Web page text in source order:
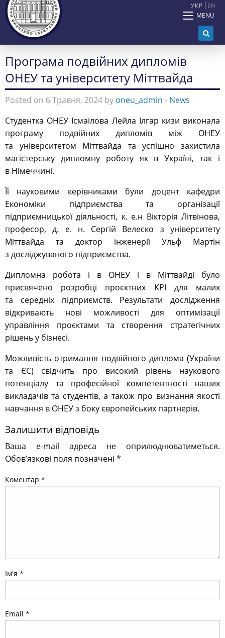
УКР EN
MENU
Програма подвійних дипломів
ОНЕУ та університету Міттвайда
Posted on 6 Травня, 2024 by oneu_admin - News
Студентка ОНЕУ Ісмаілова Лейла Ілгар кизи виконала
програму подвійних дипломів між ОНЕУ
та університетом Міттвайда та успішно захистила
магістерську дипломну роботу як в Україні, так і
в Німеччині.
Її науковими керівниками були доцент кафедри
Економіки підприємства та організації
підприємницької діяльності, к. е.н Вікторія Літвінова,
професор, д. е. н. Сергій Велеско з університету
Міттвайда та доктор інженерії Ульф Мартін
з досліджуваного підприємства.
Дипломна робота і в ОНЕУ і в Міттвайді було
присвячено розробці проєктних KPI для малих
та середніх підприємств. Результати дослідження
відкривають нові можливості для оптимізації
управління проєктами та створення стратегічних
рішень у бізнесі.
Можливість отримання подвійного диплома (України
та ЄС) свідчить про високий рівень наукового
потенціалу та професійної компетентності наших
викладачів та студентів, а також про визнання якості
навчання в ОНЕУ з боку європейських партнерів.
Залишити відповідь
Ваша e-mail адреса не оприлюднюватиметься.
Обов’язкові поля позначені *
Коментар *
Ім'я *
Email *